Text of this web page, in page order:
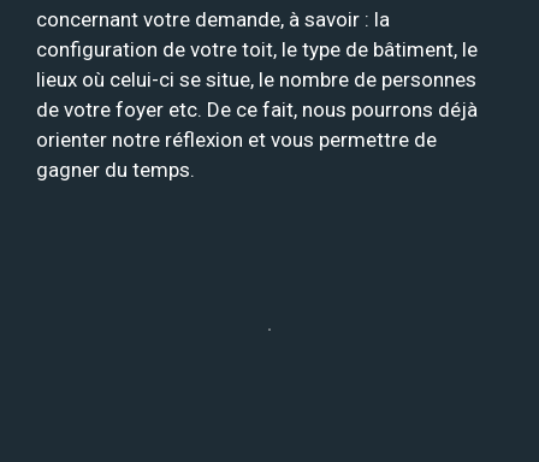
concernant votre demande, à savoir : la
configuration de votre toit, le type de bâtiment, le
lieux où celui-ci se situe, le nombre de personnes
de votre foyer etc. De ce fait, nous pourrons déjà
orienter notre réflexion et vous permettre de
gagner du temps.